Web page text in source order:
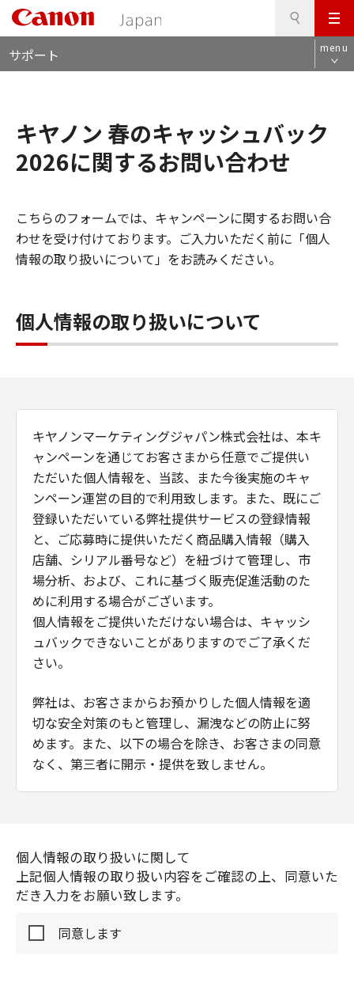
メ
ニ
ュ
サポート menu
キヤノン 春のキャッシュバック
2026に関するお問い合わせ
こちらのフォームでは、キャンペーンに関するお問い合
わせを受け付けております。ご入力いただく前に「個人
情報の取り扱いについて」をお読みください。
個人情報の取り扱いについて
キヤノンマーケティングジャパン株式会社は、本キ
ャンペーンを通じてお客さまから任意でご提供い
ただいた個人情報を、当該、また今後実施のキャ
ンペーン運営の目的で利用致します。また、既にご
登録いただいている弊社提供サービスの登録情報
と、ご応募時に提供いただく商品購入情報（購入
店舗、シリアル番号など）を紐づけて管理し、市
場分析、および、これに基づく販売促進活動のた
めに利用する場合がございます。
個人情報をご提供いただけない場合は、キャッシ
ュバックできないことがありますのでご了承くだ
さい。
弊社は、お客さまからお預かりした個人情報を適
切な安全対策のもと管理し、漏洩などの防止に努
めます。また、以下の場合を除き、お客さまの同意
なく、第三者に開示・提供を致しません。
保持契約を締結した業務委託先へ委託する必
要がある場合
本キャンペーン運営業務は、キヤノンビジネスサポ
ート株式会社へ委託致します。
個人情報の取り扱いに関して
上記個人情報の取り扱い内容をご確認の上、同意いた
だき入力をお願い致します。
同意します